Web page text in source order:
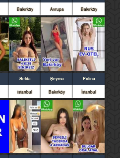
Bakırköy Avrupa Bakırköy
Selda
istanbul
Şeyma
Bakırköy
Polina
İstanbul